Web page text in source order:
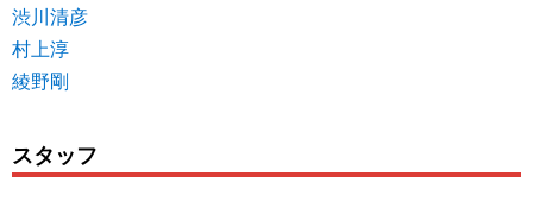
渋川清彦
村上淳
綾野剛
スタッフ